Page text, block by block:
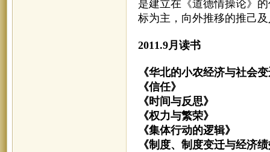
是建立在《道德情操论》
标为主，向外推移的推己
2011.9月读书
《华北的小农经济与社会
《信任》
《时间与反思
《权力与繁荣
《集体行动的逻辑
《制度、制度变迁与经济